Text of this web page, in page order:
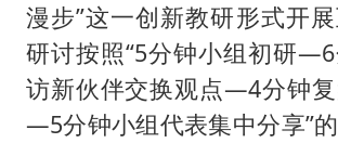
漫步”这一创新教研形式开展
研讨按照“5分钟小组初研
访新伙伴交换观点—4分钟
—5分钟小组代表集中分享”